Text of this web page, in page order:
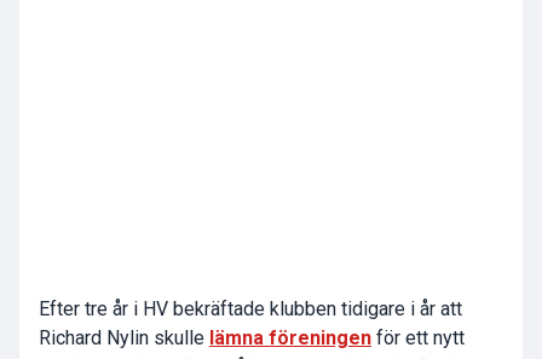
Efter tre år i HV bekräftade klubben tidigare i år att
Richard Nylin skulle lämna föreningen för ett nytt